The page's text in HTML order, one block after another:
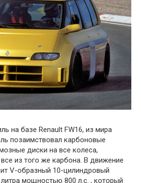
на базе Renault FW16, из мира
позаимствовал карбоновые
диски на все колеса,
из того же карбона. В движение
V-образный 10-цилиндровый
мощностью 800 л.с. , который